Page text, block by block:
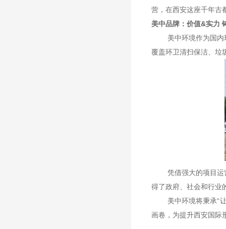
营，在西安这座千年
美中品牌：价值&实力
美中环境作为国
覆盖环卫清扫保洁、垃
凭借强大的项目
得了政府、社会和行业
美中环境将秉承“
画卷，为提升西安国际